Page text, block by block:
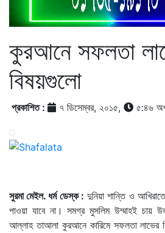
কুরআনে সফলতা
বিষয়গুলো
প্রকাশিত : ৭ ডিসেম্বর, ২০১৫, ৫:৪৬
সুরমা মেইল. ধর্ম ডেস্ক : দুনিয়া শান্তি ও
পাওয়া যাবে না। সমগ্র মুসলিম উম্মাহই চায়
আল্লাহ তাআলা কুরআনে কারিমে সফলতা লাভের